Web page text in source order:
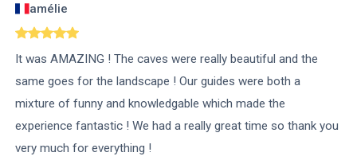
amélie
It was AMAZING ! The caves were really beautiful and the
same goes for the landscape ! Our guides were both a
mixture of funny and knowledgable which made the
experience fantastic ! We had a really great time so thank you
very much for everything !